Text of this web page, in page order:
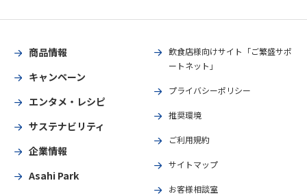
商品情報
キャンペーン
エンタメ・レシピ
サステナビリティ
企業情報
Asahi Park
飲食店様向けサイト「ご繁盛サポ
ートネット」
プライバシーポリシー
推奨環境
ご利用規約
サイトマップ
お客様相談室